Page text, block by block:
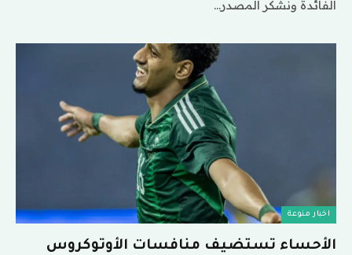
الفائدة ونشكر المصدر…
اخبار منوعة
الأحساء تستضيف منافسات الأوتوكروس